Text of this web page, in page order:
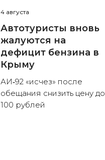
4 августа
Автотуристы вновь
жалуются на
дефицит бензина в
Крыму
АИ‑92 «исчез» после
обещания снизить цену до
100 рублей